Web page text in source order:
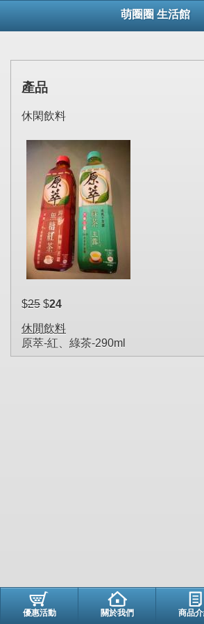
萌圈圈 生活館
產品
休閑飲料
$25 $24
休閒飲料
原萃-紅、綠茶-290ml
優惠活動 關於我們 商品